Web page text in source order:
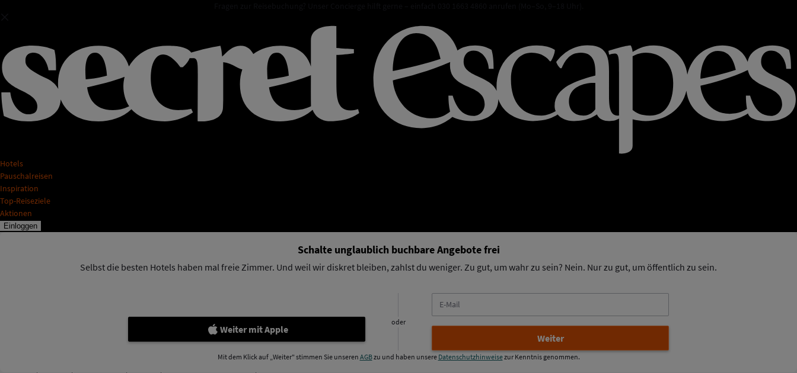
Hotels
Pauschalreisen
Inspiration
Top-Reiseziele
Aktionen
Einloggen
Schalte unglaublich buchbare Angebote frei
Selbst die besten Hotels haben mal freie Zimmer. Und weil wir diskret bleiben, zahlst du weniger. Zu gut, um wahr zu sein? Nein. Nur zu gut, um öffentlich zu sein.
Mail
oder
Weiter mit Apple
Mit dem Klick auf „Weiter" stimmen Sie unseren AGBzu und haben unsere Datenschutzhinweisezur Kenntnis genommen.